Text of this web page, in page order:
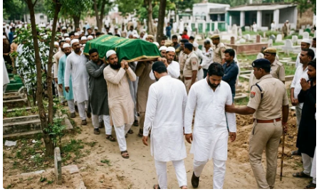
भ
ए
म
.
आ
र
.
आ
ई
.